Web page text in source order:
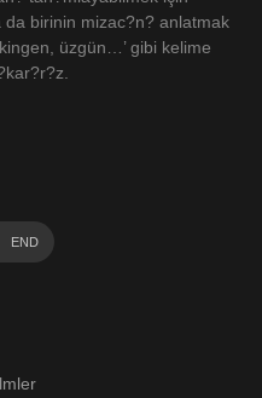
da birinin mizac?n? anlatmak
üzgün…’ gibi kelime
END